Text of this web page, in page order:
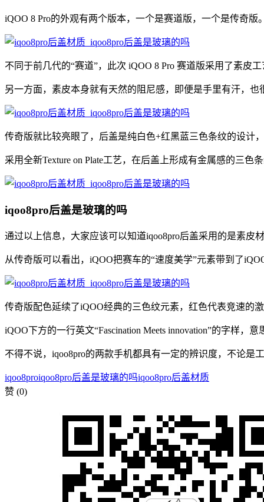
iQOO 8 Pro的外观有两个版本，一个是赛道版，一个是传奇版
不同于前几代的“赛道”，此次 iQOO 8 Pro 赛道版采用了素皮
另一方面，素皮本身就有天然的阻尼感，即便是手里有汗，
传奇版就比较亮眼了，后盖是纯白色+红黑蓝三色条纹的设计
采用全新Texture on Plate工艺，在后盖上形成有金属感的三
iqoo8pro后盖是玻璃的吗
通过以上信息，大家应该可以知道iqoo8pro后盖采用的是素皮
从传奇版可以看出，iQOO把赛车的“速度美学”元素带到了
传奇版配色延续了iQOO经典的三色纹元素，红色代表竞速的
iQOO下方的一行英文“Fascination Meets innovation”的字样，
不得不说，iqoo8pro的两款手机都具有一定的辨识度，不论是
iqoo8proiqoo8pro后盖是玻璃的吗iqoo8pro后盖材质
赞 (0)